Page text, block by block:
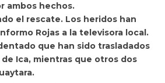
ambos hechos.
el rescate. Los heridos han
Rojas a la televisora local.
que han sido trasladados
Ica, mientras que otros dos